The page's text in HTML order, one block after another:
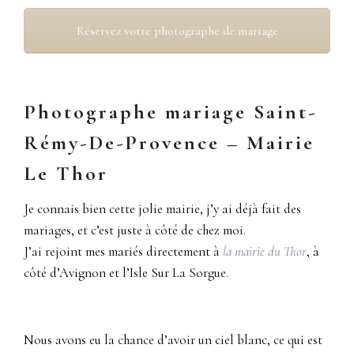
Réservez votre photographe de mariage
Photographe mariage Saint-
Rémy-De-Provence – Mairie
Le Thor
Je connais bien cette jolie mairie, j’y ai déjà fait des
mariages, et c’est juste à côté de chez moi.
J’ai rejoint mes mariés directement à la mairie du Thor, à
côté d’Avignon et l’Isle Sur La Sorgue.
Nous avons eu la chance d’avoir un ciel blanc, ce qui est